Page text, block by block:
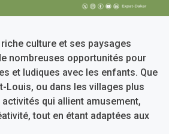
culture et ses paysages
nombreuses opportunités pour
et ludiques avec les enfants. Que
Louis, ou dans les villages plus
qui allient amusement,
tout en étant adaptées aux